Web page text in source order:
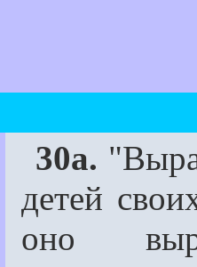
30a.
детей
оно